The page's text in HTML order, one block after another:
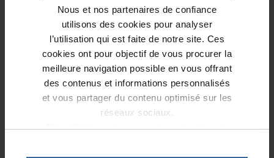
Nous et nos partenaires de confiance
utilisons des cookies pour analyser
l’utilisation qui est faite de notre site. Ces
cookies ont pour objectif de vous procurer la
meilleure navigation possible en vous offrant
des contenus et informations personnalisés
et vous partager du contenu optimisé sur les
réseaux sociaux.
Plus d'informations sur la protection de
sécurisées » – Les Echos, 16 avril
« Rencontre avec Christophe
Rousselot, délégué de la Fondation
Notre Dame »– Radio Notre Dame,
émission Rencontre, 15 avril 2020
« 1 an après l’incendie de Notre-
Dame : Entretien avec Christophe